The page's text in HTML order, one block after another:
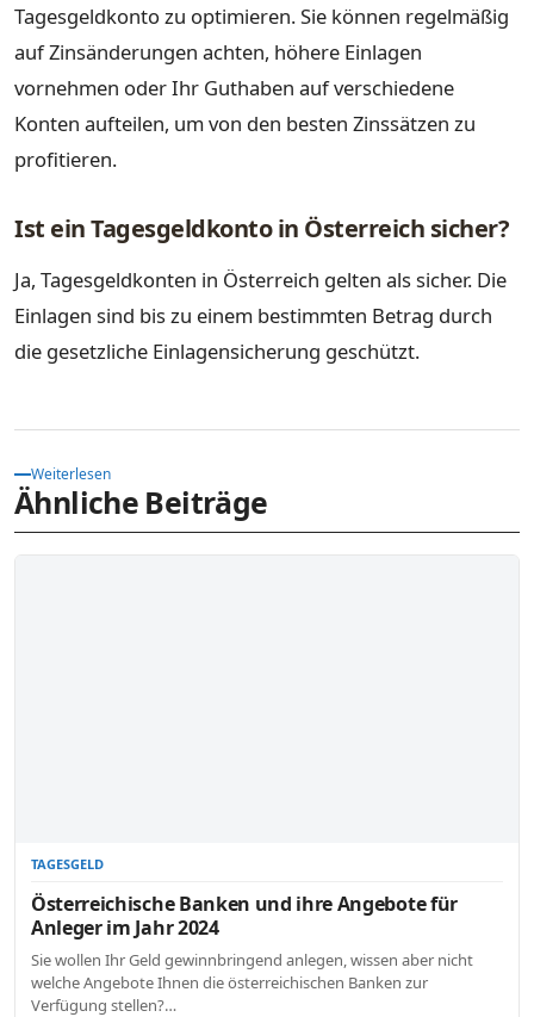
Tagesgeldkonto zu optimieren. Sie können regelmäßig
auf Zinsänderungen achten, höhere Einlagen
vornehmen oder Ihr Guthaben auf verschiedene
Konten aufteilen, um von den besten Zinssätzen zu
profitieren.
Ist ein Tagesgeldkonto in Österreich sicher?
Ja, Tagesgeldkonten in Österreich gelten als sicher. Die
Einlagen sind bis zu einem bestimmten Betrag durch
die gesetzliche Einlagensicherung geschützt.
Weiterlesen
Ähnliche Beiträge
TAGESGELD
Österreichische Banken und ihre Angebote für
Anleger im Jahr 2024
Sie wollen Ihr Geld gewinnbringend anlegen, wissen aber nicht
welche Angebote Ihnen die österreichischen Banken zur
Verfügung stellen?…